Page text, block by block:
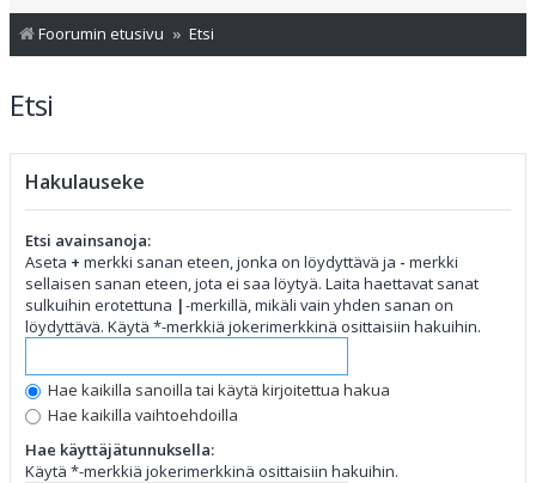
Foorumin etusivu Etsi
Etsi
Hakulauseke
Etsi avainsanoja:
Aseta + merkki sanan eteen, jonka on löydyttävä ja - merkki
sellaisen sanan eteen, jota ei saa löytyä. Laita haettavat sanat
sulkuihin erotettuna |-merkillä, mikäli vain yhden sanan on
löydyttävä. Käytä *-merkkiä jokerimerkkinä osittaisiin hakuihin.
Hae kaikilla sanoilla tai käytä kirjoitettua hakua
Hae kaikilla vaihtoehdoilla
Hae käyttäjätunnuksella:
Käytä *-merkkiä jokerimerkkinä osittaisiin hakuihin.